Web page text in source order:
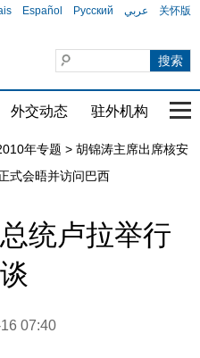
Español Русский عربي 关怀版
外交动态 驻外机构 国
年专题 > 胡锦涛主席出席核安
式会晤并访问巴西
统卢拉举行
07:40